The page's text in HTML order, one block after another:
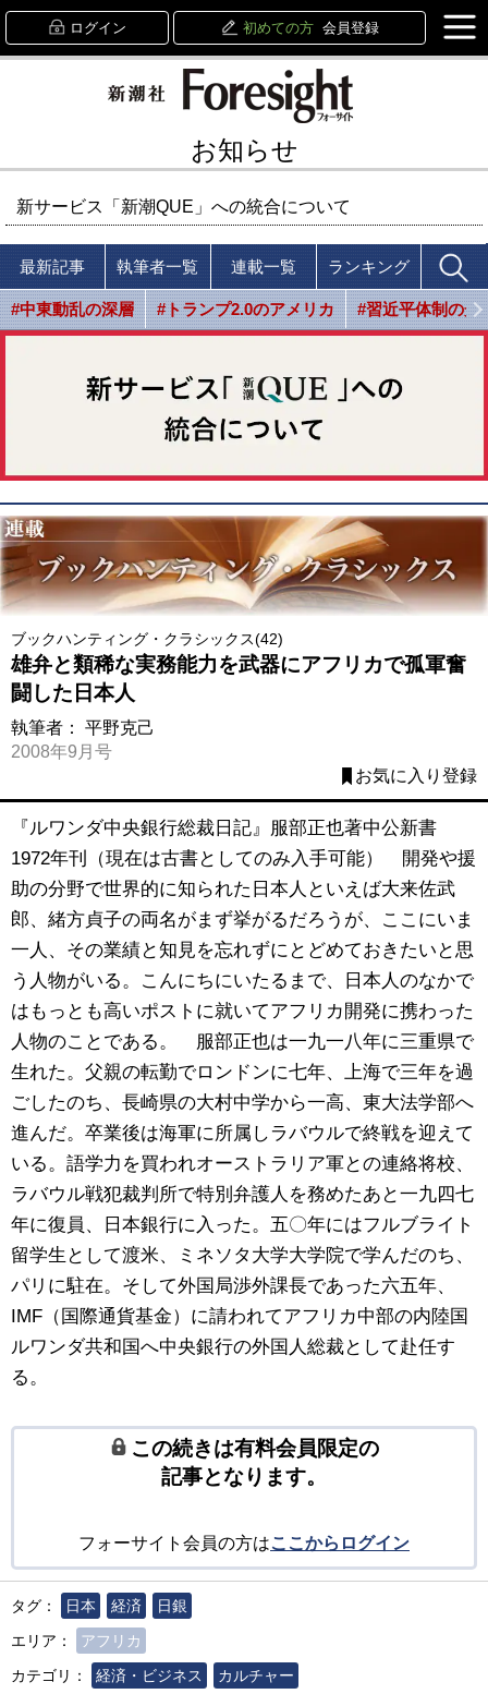
ログイン 初めての方 会員登録
お知らせ
新サービス「新潮QUE」への統合について
最新記事 執筆者一覧 連載一覧 ランキング
#中東動乱の深層 #トランプ2.0のアメリカ #習近平体制の光
ブックハンティング・クラシックス(42)
雄弁と類稀な実務能力を武器にアフリカで孤軍奮
闘した日本人
執筆者： 平野克己
2008年9月号
お気に入り登録
『ルワンダ中央銀行総裁日記』服部正也著中公新書
1972年刊（現在は古書としてのみ入手可能） 開発や援
助の分野で世界的に知られた日本人といえば大来佐武
郎、緒方貞子の両名がまず挙がるだろうが、ここにいま
一人、その業績と知見を忘れずにとどめておきたいと思
う人物がいる。こんにちにいたるまで、日本人のなかで
はもっとも高いポストに就いてアフリカ開発に携わった
人物のことである。 服部正也は一九一八年に三重県で
生れた。父親の転勤でロンドンに七年、上海で三年を過
ごしたのち、長崎県の大村中学から一高、東大法学部へ
進んだ。卒業後は海軍に所属しラバウルで終戦を迎えて
いる。語学力を買われオーストラリア軍との連絡将校、
ラバウル戦犯裁判所で特別弁護人を務めたあと一九四七
年に復員、日本銀行に入った。五〇年にはフルブライト
留学生として渡米、ミネソタ大学大学院で学んだのち、
パリに駐在。そして外国局渉外課長であった六五年、
IMF（国際通貨基金）に請われてアフリカ中部の内陸国
ルワンダ共和国へ中央銀行の外国人総裁として赴任す
る。
この続きは有料会員限定の
記事となります。
フォーサイト会員の方はここからログイン
タグ： 日本 経済
日銀
エリア：
アフリカ
カテゴリ：
経済・ビジネス カルチャー